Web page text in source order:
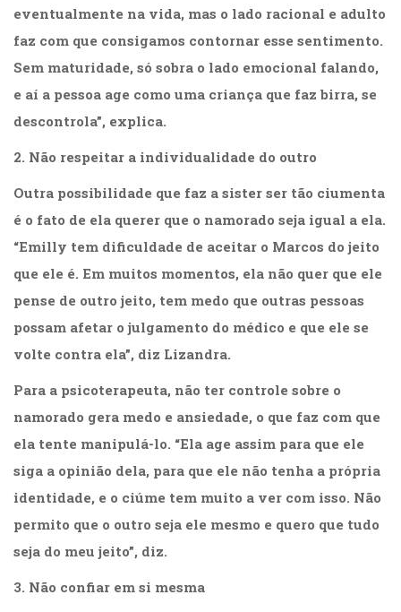
(48)
(Programação
Neurolingüística)
(41)
(200)
Psicoterapia
(799)
Propaganda
e
Marketing
Puericultura
(23)
(8)
Relações
e
Comunicação
Empresarial
Religião,
Espiritualidade,
(63)
Saúde
eventualmente na vida, mas o lado racional e adulto
faz com que consigamos contornar esse sentimento.
Sem maturidade, só sobra o lado emocional falando,
e aí a pessoa age como uma criança que faz birra, se
descontrola”, explica.
2. Não respeitar a individualidade do outro
Outra possibilidade que faz a sister ser tão ciumenta
é o fato de ela querer que o namorado seja igual a ela.
“Emilly tem dificuldade de aceitar o Marcos do jeito
que ele é. Em muitos momentos, ela não quer que ele
pense de outro jeito, tem medo que outras pessoas
possam afetar o julgamento do médico e que ele se
volte contra ela”, diz Lizandra.
Para a psicoterapeuta, não ter controle sobre o
namorado gera medo e ansiedade, o que faz com que
ela tente manipulá-lo. “Ela age assim para que ele
siga a opinião dela, para que ele não tenha a própria
identidade, e o ciúme tem muito a ver com isso. Não
permito que o outro seja ele mesmo e quero que tudo
seja do meu jeito”, diz.
3. Não confiar em si mesma